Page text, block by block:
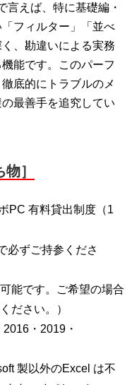
言えば、特に基礎編・
フィルター」「並べ
、勘違いによる実務
能です。このパーフ
底的にトラブルのメ
最善手を追究してい
］
PC 有料貸出制度（1
ずご持参くださ
能です。ご希望の場合
ださい。）
・2019・
製以外のExcel は不